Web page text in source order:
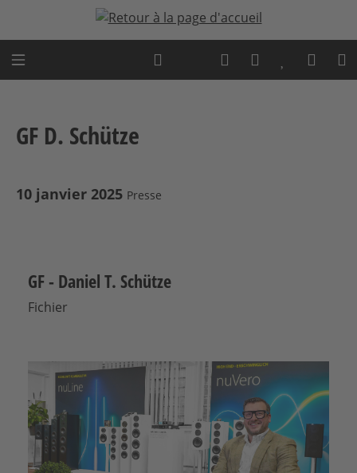
Passer au contenu principal
Expert advice
GF D. Schütze
10 janvier 2025 Presse
GF - Daniel T. Schütze
Fichier